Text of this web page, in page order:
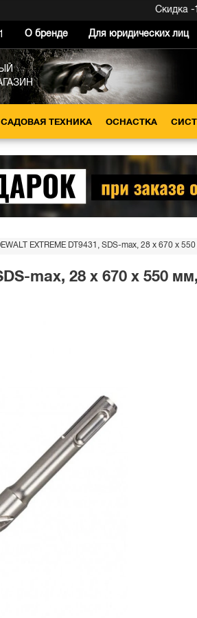
Скидка -
О бренде Для юридических лиц
САДОВАЯ ТЕХНИКА ОСНАСТКА
EXTREME DT9431, SDS-max, 28 x 670 x
max, 28 x 670 x 550